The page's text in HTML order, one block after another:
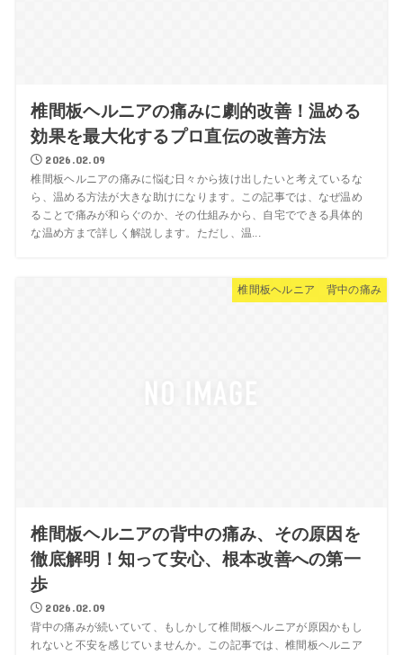
椎間板ヘルニアの痛みに劇的改善！温める
効果を最大化するプロ直伝の改善方法
2026.02.09
椎間板ヘルニアの痛みに悩む日々から抜け出したいと考えているな
ら、温める方法が大きな助けになります。この記事では、なぜ温め
ることで痛みが和らぐのか、その仕組みから、自宅でできる具体的
な温め方まで詳しく解説します。ただし、温...
椎間板ヘルニア 背中の痛み
椎間板ヘルニアの背中の痛み、その原因を
徹底解明！知って安心、根本改善への第一
歩
2026.02.09
背中の痛みが続いていて、もしかして椎間板ヘルニアが原因かもし
れないと不安を感じていませんか。この記事では、椎間板ヘルニア